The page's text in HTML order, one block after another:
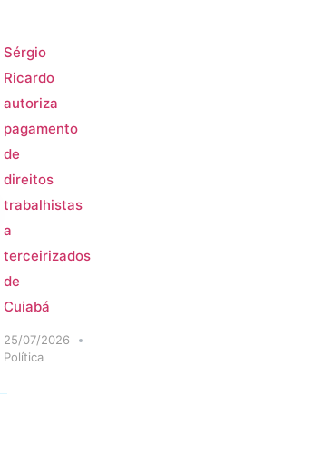
Sérgio
Ricardo
autoriza
pagamento
de
direitos
trabalhistas
a
terceirizados
de
Cuiabá
25/07/2026
Política